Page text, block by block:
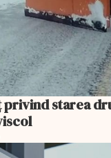
privind starea